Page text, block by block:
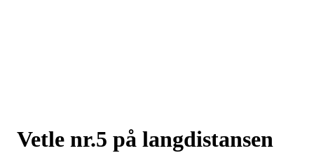
Vetle nr.5 på langdistansen